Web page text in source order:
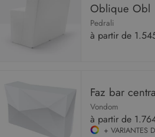
Oblique Obl
Pedrali
à partir de
Faz bar
Vondom
à partir de
+ VARIANTES